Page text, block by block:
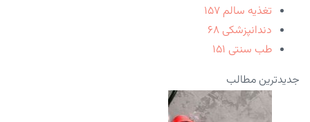
تغذیه سالم ۱۵۷
دندانپزشکی ۶۸
طب سنتی ۱۵۱
جدیدترین مطالب